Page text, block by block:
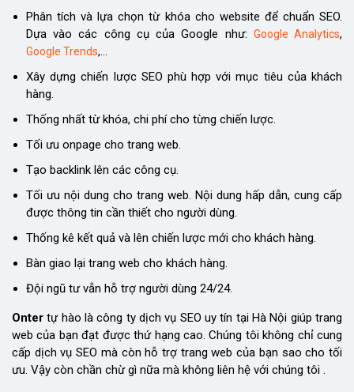
Phân tích và lựa chọn từ khóa cho website để chuẩn SEO.
Dựa vào các công cụ của Google như: Google Analytics,
Google Trends,…
Xây dựng chiến lược SEO phù hợp với mục tiêu của khách
hàng.
Thống nhất từ khóa, chi phí cho từng chiến lược.
Tối ưu onpage cho trang web.
Tạo backlink lên các công cụ.
Tối ưu nội dung cho trang web. Nội dung hấp dẫn, cung cấp
được thông tin cần thiết cho người dùng.
Thống kê kết quả và lên chiến lược mới cho khách hàng.
Bàn giao lại trang web cho khách hàng.
Đội ngũ tư vẫn hỗ trợ người dùng 24/24.
Onter tự hào là công ty dịch vụ SEO uy tín tại Hà Nội giúp trang
web của bạn đạt được thứ hạng cao. Chúng tôi không chỉ cung
cấp dịch vụ SEO mà còn hỗ trợ trang web của bạn sao cho tối
ưu. Vậy còn chần chừ gì nữa mà không liên hệ với chúng tôi .